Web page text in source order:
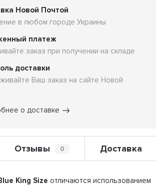
Новой Почтой
в любом городе Украины
платеж
заказ при получении на складе
доставки
Ваш заказ на сайте Новой
о доставке
Отзывы 0 Доставка
King Size отличаются использованием